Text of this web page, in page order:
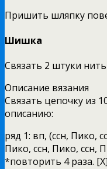
Пришить шляпку
Шишка
Связать 2 штуки
Описание вязания
Связать цепочку из
описанию:
ряд 1: вп, (ссн, Пико,
Пико, ссн, Пико, ссн,
*повторить 4 раза. [X]